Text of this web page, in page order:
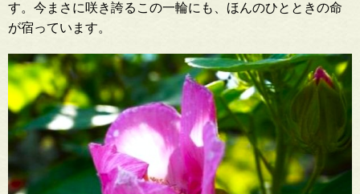
す。今まさに咲き誇るこの一輪にも、ほんのひとときの命
が宿っています。